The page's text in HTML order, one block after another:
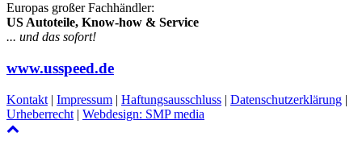
Europas großer Fachhändler:
US Autoteile, Know-how & Service
... und das sofort!
www.usspeed.de
Kontakt | Impressum | Haftungsausschluss | Datenschutzerklärung |
Urheberrecht | Webdesign: SMP media